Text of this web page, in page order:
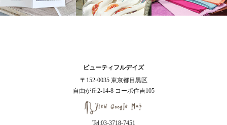
ビューティフルデイズ
〒152-0035 東京都目黒区
自由が丘2-14-8 コーポ住吉105
Tel:03-3718-7451